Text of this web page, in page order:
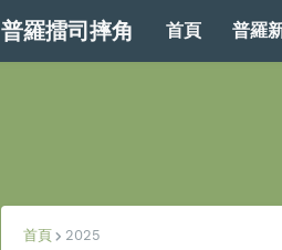
普羅擂司摔角 首頁 普羅
首頁 2025